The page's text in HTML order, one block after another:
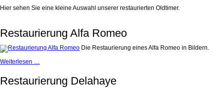
Hier sehen Sie eine kleine Auswahl unserer restaurierten Oldtimer.
Restaurierung Alfa Romeo
Die Restaurierung eines Alfa Romeo in Bildern.
Weiterlesen …
Restaurierung Delahaye